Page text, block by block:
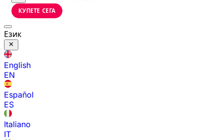
КУПЕТЕ СЕГА
Език
English
EN
Español
ES
Italiano
IT